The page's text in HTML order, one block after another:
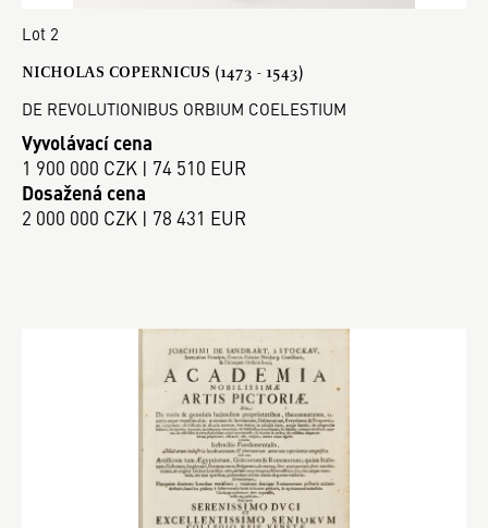
Lot 2
NICHOLAS COPERNICUS (1473 - 1543)
DE REVOLUTIONIBUS ORBIUM COELESTIUM
Vyvolávací cena
1 900 000 CZK | 74 510 EUR
Dosažená cena
2 000 000 CZK | 78 431 EUR